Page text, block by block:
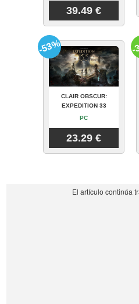
39.49 €
CLAIR OBSCUR:
EXPEDITION 33
PC
23.29 €
-53% -